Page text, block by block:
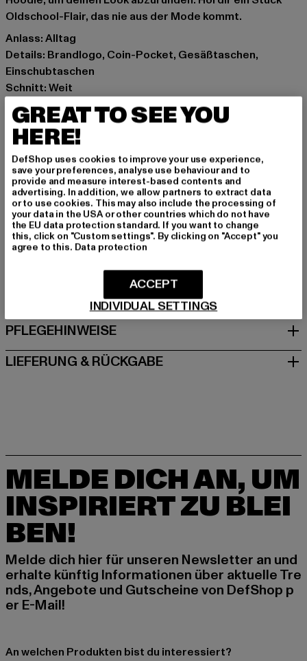
Oldschool-Flair, das nie aus der Mode kommt.
Anlass: Alltag
Details: Brandlogo, Coin-Pocket, Gesäßtaschen,
Einschubtaschen
Schnitt: Weit
Marke: Karl Kani
Kat.: Denim Shorts
Farbe: blau
Hersteller Farbe: vintage indigo
Materialzusammensetzung: 100% Baumwolle
Art.Nr: 6010269-04308
Hersteller: Urban Styles Agency GmbH & Co. KG |
agentur@urbanstylesagency.com
Schanzenstraße 41 | 51063 Köln | DE
GRÖSSE & PASSFORM
PFLEGEHINWEISE
LIEFERUNG & RÜCKGABE
MELDE DICH AN, UM
INSPIRIERT ZU BLEI
BEN!
Melde dich hier für unseren Newsletter an und
erhalte künftig Informationen über aktuelle Tre
nds, Angebote und Gutscheine von DefShop p
er E-Mail!
An welchen Produkten bist du interessiert?
GREAT TO SEE YOU
HERE!
DefShop uses cookies to improve your use experience,
save your preferences, analyse use behaviour and to
provide and measure interest-based contents and
advertising. In addition, we allow partners to extract data
or to use cookies. This may also include the processing of
your data in the USA or other countries which do not have
the EU data protection standard. If you want to change
this, click on "Custom settings". By clicking on "Accept" you
agree to this. Data protection
INDIVIDUAL SETTINGS
ACCEPT